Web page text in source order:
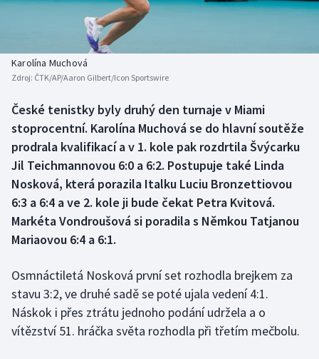
Biatlon
Box
Curling
Dostihy
Florbal
Futsal
Golf
Gymnastika
Historické návraty
Aplikace ČT sport
Karolína Muchová
Zdroj: ČTK/AP/Aaron Gilbert/Icon Sportswire
České tenistky byly druhý den turnaje v Miami
stoprocentní. Karolína Muchová se do hlavní soutěže
prodrala kvalifikací a v 1. kole pak rozdrtila Švýcarku
Jil Teichmannovou 6:0 a 6:2. Postupuje také Linda
Nosková, která porazila Italku Luciu Bronzettiovou
6:3 a 6:4 a ve 2. kole ji bude čekat Petra Kvitová.
Markéta Vondroušová si poradila s Němkou Tatjanou
Mariaovou 6:4 a 6:1.
Osmnáctiletá Nosková první set rozhodla brejkem za
stavu 3:2, ve druhé sadě se poté ujala vedení 4:1.
Náskok i přes ztrátu jednoho podání udržela a o
vítězství 51. hráčka světa rozhodla při třetím mečbolu.